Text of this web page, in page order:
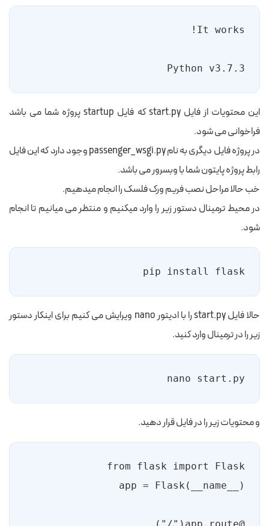
Python v3.7.3
این محتویات از فایل start.py که فایل startup پروژه شما می باشد
فراخوانی می شود.
در پروژه فایل دیگری به نام passenger_wsgi.py وجود دارد که این فایل
رابط پروژه پایتون شما با وبسرور می باشد.
خب حالا مراحل نصب فریم ورک فلسک را انجام میدهیم.
در محیط ترمینال دستور زیر را وارد میکنیم و منتظر می میانیم تا انجام
شود.
pip install flask
حالا فایل start.py را با ادیتور nano ویرایش می کنیم برای اینکار دستور
زیر را در ترمینال وارد کنید.
nano start.py
و محتویات زیر را در فایل قرار دهید.